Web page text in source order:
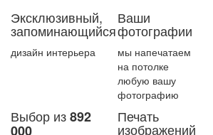
Эксклюзивный,
запоминающийся
дизайн интерьера
Ваши
фотографии
мы напечатаем
на потолке
любую вашу
фотографию
Выбор из892
000
Печать
изображений